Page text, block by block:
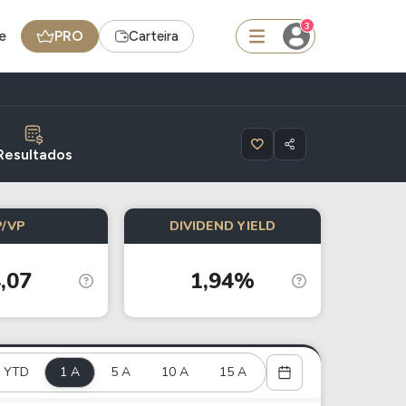
PRO Carteira
3
Ferramenta
Dividendos
- BNB
Radar do Dividendo Inteligente
Carteiras Recomendadas
VP DIVIDEND YIELD
1,94%
YTD 1 A 5 A 10 A 15 A